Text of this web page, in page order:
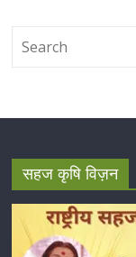
सहज कृषि विज़न